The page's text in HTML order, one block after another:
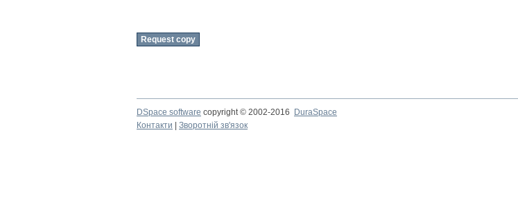
DSpace software copyright © 2002-2016 DuraSpace
Контакти
Зворотній зв'язок